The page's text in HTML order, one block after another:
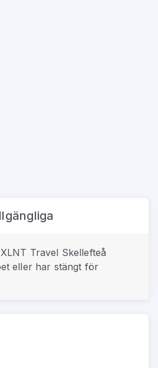
XLNT Travel Skellefteå
eller har stängt för